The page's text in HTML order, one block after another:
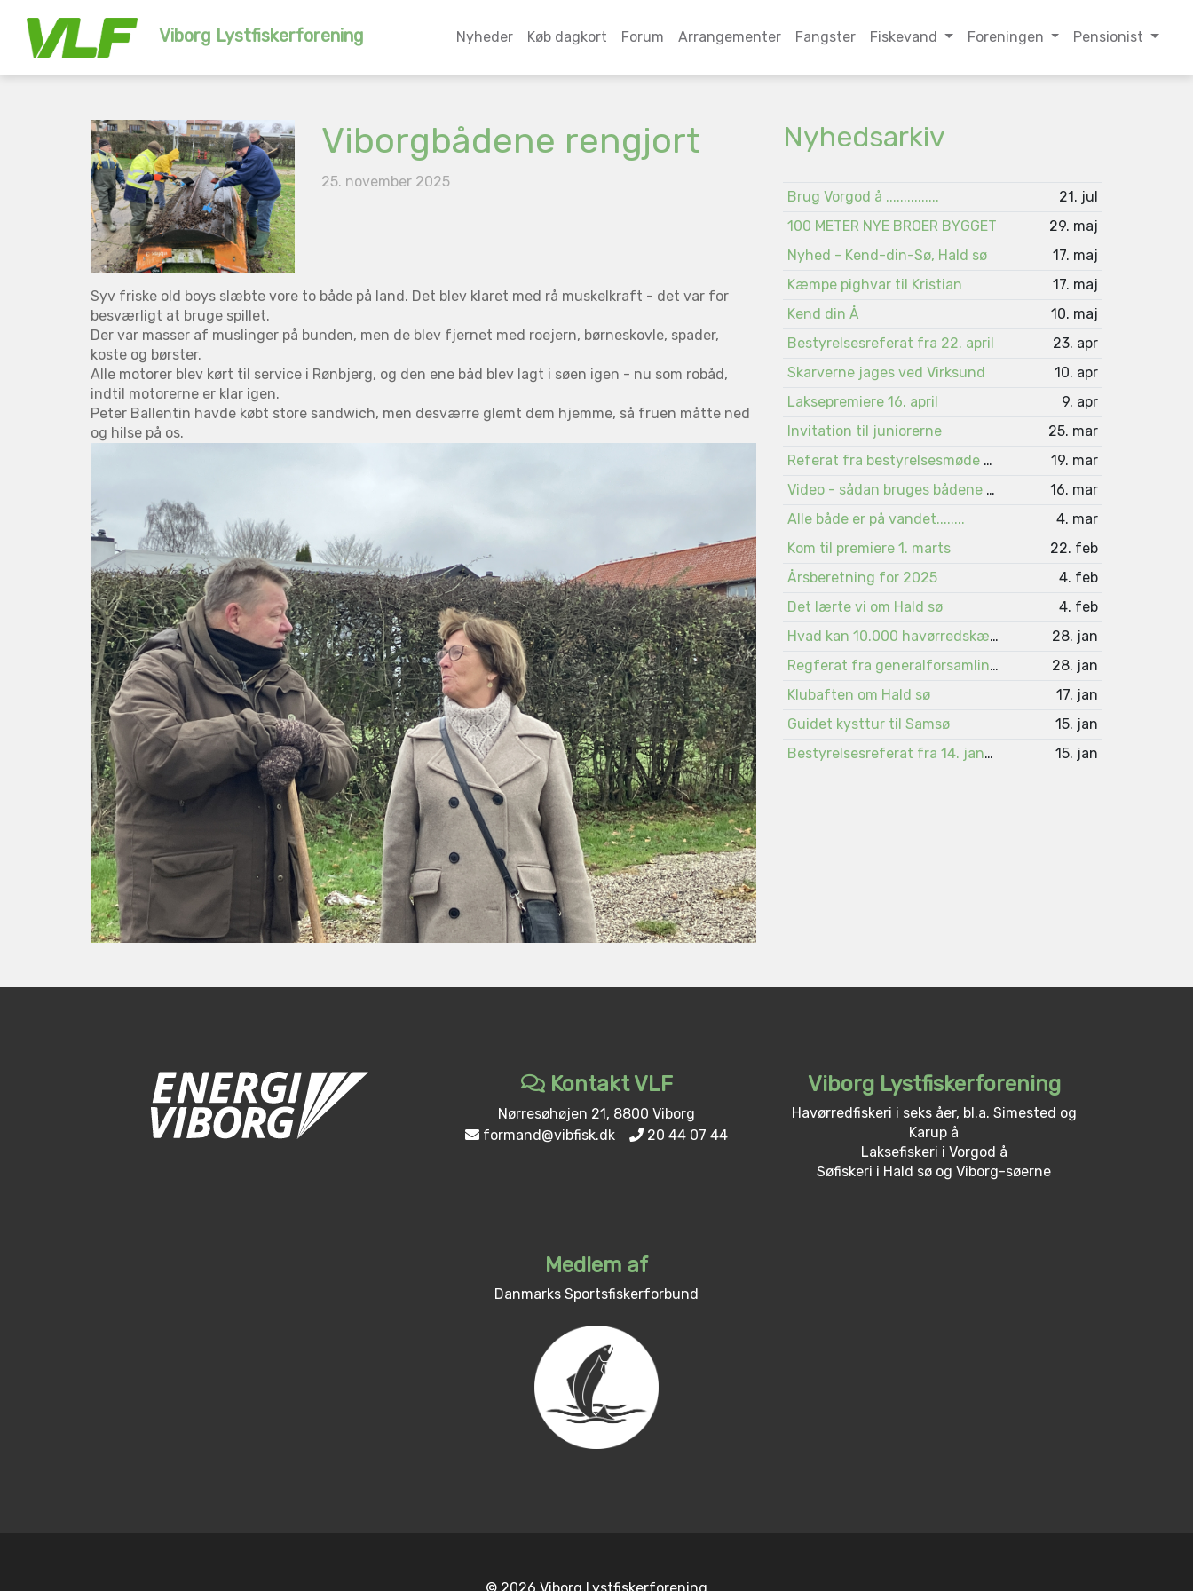
Viborg Lystfiskerforening Nyheder Køb dagkort Forum Arrangementer Fangster Fiskevand Foreningen Pensionist
Viborgbådene rengjort
25. november 2025
Syv friske old boys slæbte vore to både på land. Det blev klaret med rå muskelkraft - det var for
besværligt at bruge spillet.
Der var masser af muslinger på bunden, men de blev fjernet med roejern, børneskovle, spader,
koste og børster.
Alle motorer blev kørt til service i Rønbjerg, og den ene båd blev lagt i søen igen - nu som robåd,
indtil motorerne er klar igen.
Peter Ballentin havde købt store sandwich, men desværre glemt dem hjemme, så fruen måtte ned
og hilse på os.
Nyhedsarkiv
Brug Vorgod å ...............
21. jul
100 METER NYE BROER BYGGET
29. maj
Nyhed - Kend-din-Sø, Hald sø
17. maj
Kæmpe pighvar til Kristian
17. maj
Kend din Å
10. maj
Bestyrelsesreferat fra 22. april
23. apr
Skarverne jages ved Virksund
10. apr
Laksepremiere 16. april
9. apr
Invitation til juniorerne
25. mar
Referat fra bestyrelsesmøde 4. marts
19. mar
Video - sådan bruges bådene på Viborgsøerne
16. mar
Alle både er på vandet........
4. mar
Kom til premiere 1. marts
22. feb
Årsberetning for 2025
4. feb
Det lærte vi om Hald sø
4. feb
Hvad kan 10.000 havørredskæl fortælle ?
28. jan
Regferat fra generalforsamlingen 2026
28. jan
Klubaften om Hald sø
17. jan
Guidet kysttur til Samsø
15. jan
Bestyrelsesreferat fra 14. januar 2026
15. jan
Kontakt VLF
Nørresøhøjen 21, 8800 Viborg
formand@vibfisk.dk
20 44 07 44
Medlem af
Danmarks Sportsfiskerforbund
Viborg Lystfiskerforening
Havørredfiskeri i seks åer, bl.a. Simested og
Karup å
Laksefiskeri i Vorgod å
Søfiskeri i Hald sø og Viborg-søerne